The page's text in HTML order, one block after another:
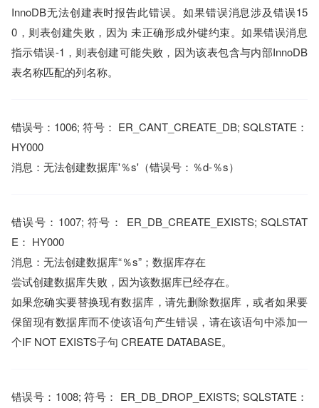
InnoDB无法创建表时报告此错误。如果错误消息涉及错误15
0，则表创建失败，因为 未正确形成外键约束。如果错误消息
指示错误-1，则表创建可能失败，因为该表包含与内部InnoDB
表名称匹配的列名称。
错误号：1006; 符号： ER_CANT_CREATE_DB; SQLSTATE：
HY000
消息：无法创建数据库'％s'（错误号：％d-％s）
错误号：1007; 符号： ER_DB_CREATE_EXISTS; SQLSTAT
E： HY000
消息：无法创建数据库“％s”；数据库存在
尝试创建数据库失败，因为该数据库已经存在。
如果您确实要替换现有数据库，请先删除数据库，或者如果要
保留现有数据库而不使该语句产生错误，请在该语句中添加一
个IF NOT EXISTS子句 CREATE DATABASE。
错误号：1008; 符号： ER_DB_DROP_EXISTS; SQLSTATE：